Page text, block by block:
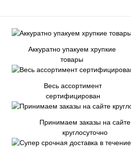
Аккуратно упакуем хрупкие
товары
Весь ассортимент
сертифицирован
Принимаем заказы на сайте
круглосуточно